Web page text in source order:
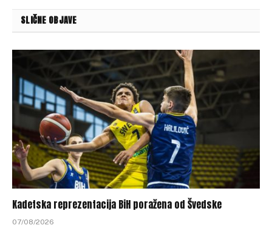
SLIČNE OBJAVE
Kadetska reprezentacija BiH poražena od Švedske
07/08/2026